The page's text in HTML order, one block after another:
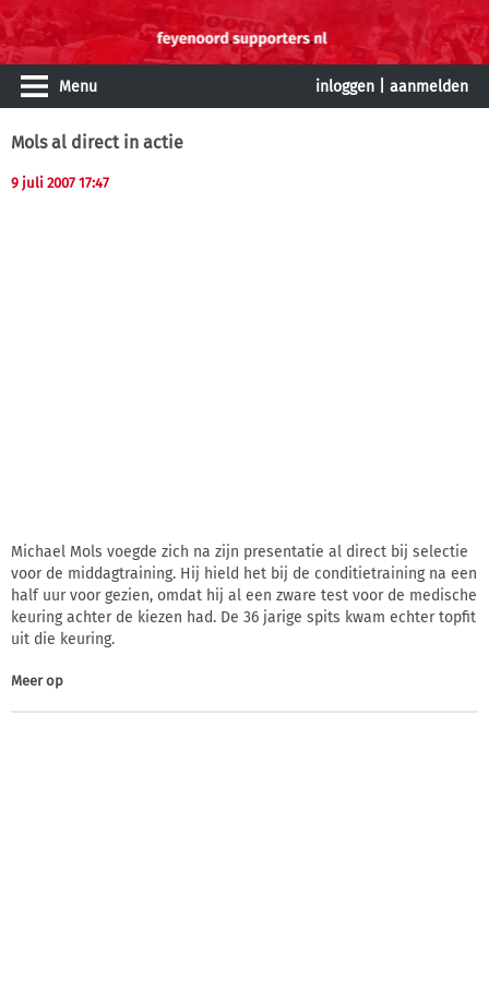
Menu inloggen aanmelden
Mols al direct in actie
9 juli 2007 17:47
Michael Mols voegde zich na zijn presentatie al direct bij selectie
voor de middagtraining. Hij hield het bij de conditietraining na een
half uur voor gezien, omdat hij al een zware test voor de medische
keuring achter de kiezen had. De 36 jarige spits kwam echter topfit
uit die keuring.
Meer op